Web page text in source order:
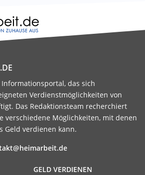
das sich
Verdienstmöglichkeiten von
Das Redaktionsteam recherchiert
verschiedene Möglichkeiten, mit denen
Geld verdienen kann.
GELD VERDIENEN